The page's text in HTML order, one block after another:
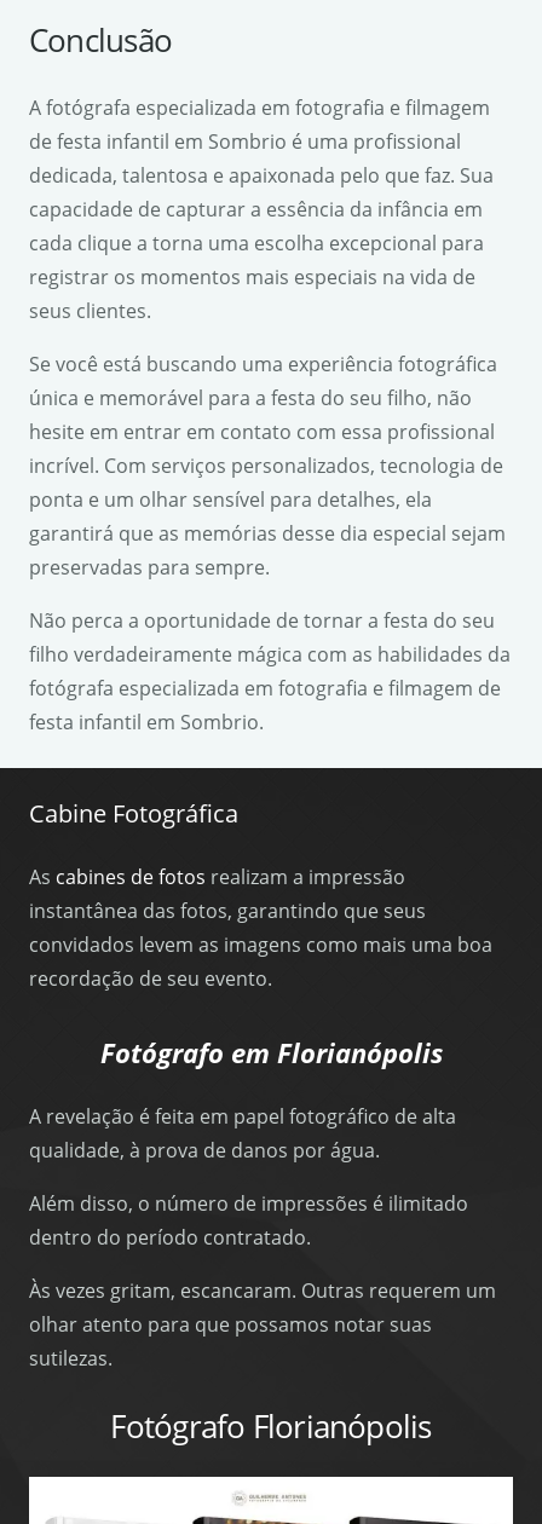
Conclusão
A fotógrafa especializada em fotografia e filmagem
de festa infantil em Sombrio é uma profissional
dedicada, talentosa e apaixonada pelo que faz. Sua
capacidade de capturar a essência da infância em
cada clique a torna uma escolha excepcional para
registrar os momentos mais especiais na vida de
seus clientes.
Se você está buscando uma experiência fotográfica
única e memorável para a festa do seu filho, não
hesite em entrar em contato com essa profissional
incrível. Com serviços personalizados, tecnologia de
ponta e um olhar sensível para detalhes, ela
garantirá que as memórias desse dia especial sejam
preservadas para sempre.
Não perca a oportunidade de tornar a festa do seu
filho verdadeiramente mágica com as habilidades da
fotógrafa especializada em fotografia e filmagem de
festa infantil em Sombrio.
Cabine Fotográfica
As cabines de fotos realizam a impressão
instantânea das fotos, garantindo que seus
convidados levem as imagens como mais uma boa
recordação de seu evento.
Fotógrafo em Florianópolis
A revelação é feita em papel fotográfico de alta
qualidade, à prova de danos por água.
Além disso, o número de impressões é ilimitado
dentro do período contratado.
Às vezes gritam, escancaram. Outras requerem um
olhar atento para que possamos notar suas
sutilezas.
Fotógrafo Florianópolis